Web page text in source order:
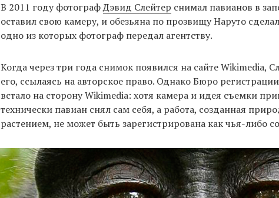
В 2011 году фотографДэвид Слейтер снимал павианов в
оставил свою камеру, и обезьяна по прозвищу Наруто
одно из которых фотограф передал агентству.
Когда через три года снимок появился на сайте Wikimedia,
его, ссылаясь на авторское право. Однако Бюро
встало на сторону Wikimedia: хотя камера и идея съемки
технически павиан снял сам себя, а работа, созданная
растением, не может быть зарегистрирована как чья-либо